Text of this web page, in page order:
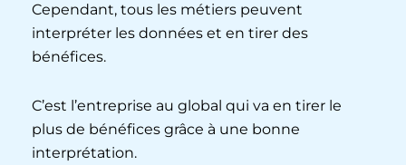
Cependant, tous les métiers peuvent
interpréter les données et en tirer des
bénéfices.
C’est l’entreprise au global qui va en tirer le
plus de bénéfices grâce à une bonne
interprétation.